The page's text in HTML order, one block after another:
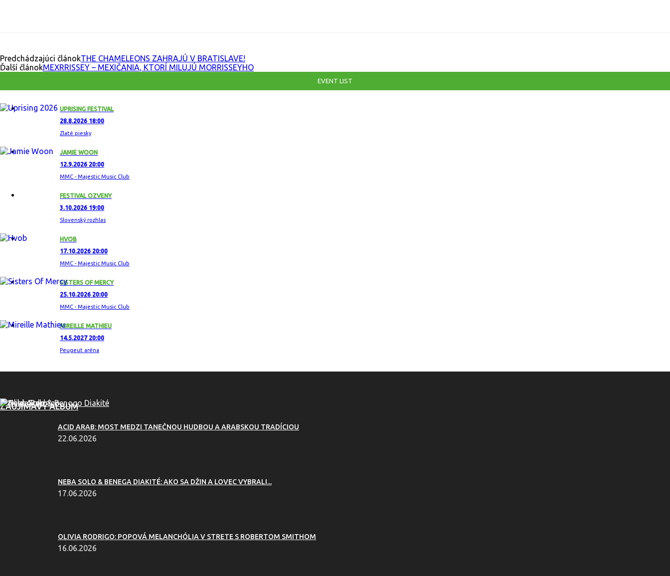
Predchádzajúci článokTHE CHAMELEONS ZAHRAJÚ V BRATISLAVE!
Ďalší článokMEXRRISSEY – MEXIČANIA, KTORÍ MILUJÚ MORRISSEYHO
EVENT LIST
UPRISING FESTIVAL
28.8.2026 18:00
Zlaté piesky
JAMIE WOON
12.9.2026 20:00
MMC - Majestic Music Club
FESTIVAL OZVENY
3.10.2026 19:00
Slovenský rozhlas
HVOB
17.10.2026 20:00
MMC - Majestic Music Club
SISTERS OF MERCY
25.10.2026 20:00
MMC - Majestic Music Club
MIREILLE MATHIEU
14.5.2027 20:00
Peugeut aréna
ZAUJÍMAVÝ ALBUM
ACID ARAB: MOST MEDZI TANEČNOU HUDBOU A ARABSKOU TRADÍCIOU
22.06.2026
NEBA SOLO & BENEGA DIAKITÉ: AKO SA DŽIN A LOVEC VYBRALI...
17.06.2026
OLIVIA RODRIGO: POPOVÁ MELANCHÓLIA V STRETE S ROBERTOM SMITHOM
16.06.2026